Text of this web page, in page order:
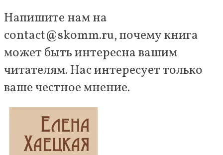
Напишите нам на
contact@skomm.ru, почему книга
может быть интересна вашим
читателям. Нас интересует только
ваше честное мнение.